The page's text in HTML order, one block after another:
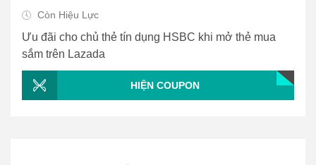
Còn Hiệu Lực
Ưu đãi cho chủ thẻ tín dụng HSBC khi mở thẻ mua
sắm trên Lazada
HIỆN COUPON